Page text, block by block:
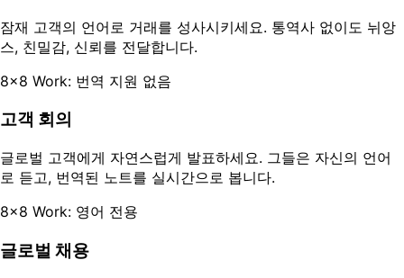
잠재 고객의 언어로 거래를 성사시키세요. 통역사 없이도 뉘앙
스, 친밀감, 신뢰를 전달합니다.
8x8 Work: 번역 지원 없음
고객 회의
글로벌 고객에게 자연스럽게 발표하세요. 그들은 자신의 언어
로 듣고, 번역된 노트를 실시간으로 봅니다.
8x8 Work: 영어 전용
글로벌 채용